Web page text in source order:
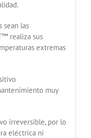
sean las
realiza sus
extremas
muy
irreversible, por lo
eléctrica ni